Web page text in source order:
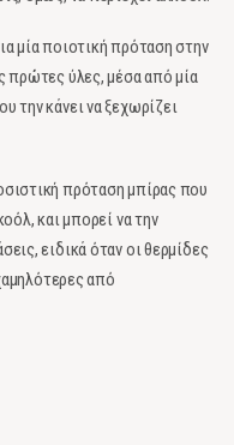
μία ποιοτική πρόταση στην
πρώτες ύλες, μέσα από μία
την κάνει να ξεχωρίζει
πρόταση μπίρας που
και μπορεί να την
ειδικά όταν οι θερμίδες
από